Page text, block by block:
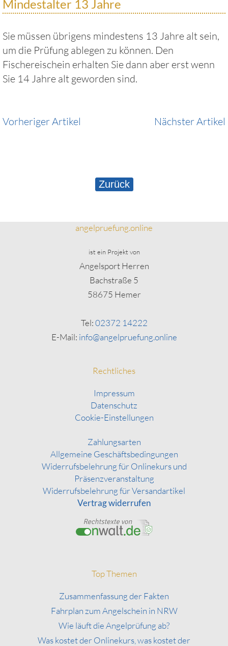
Mindestalter 13 Jahre
Sie müssen übrigens mindestens 13 Jahre alt sein,
um die Prüfung ablegen zu können. Den
Fischereischein erhalten Sie dann aber erst wenn
Sie 14 Jahre alt geworden sind.
Vorheriger Artikel Nächster Artikel
Zurück
angelpruefung.online
ist ein Projekt von
Angelsport Herren
Bachstraße 5
58675 Hemer
Tel:02372 14222
E-Mail: info@angelpruefung.online
Rechtliches
Impressum
Datenschutz
Cookie-Einstellungen
Zahlungsarten
Allgemeine Geschäftsbedingungen
Widerrufsbelehrung für Onlinekurs und
Präsenzveranstaltung
Widerrufsbelehrung für Versandartikel
Vertrag widerrufen
Top Themen
Zusammenfassung der Fakten
Fahrplan zum Angelschein in NRW
Wie läuft die Angelprüfung ab?
Was kostet der Onlinekurs, was kostet der